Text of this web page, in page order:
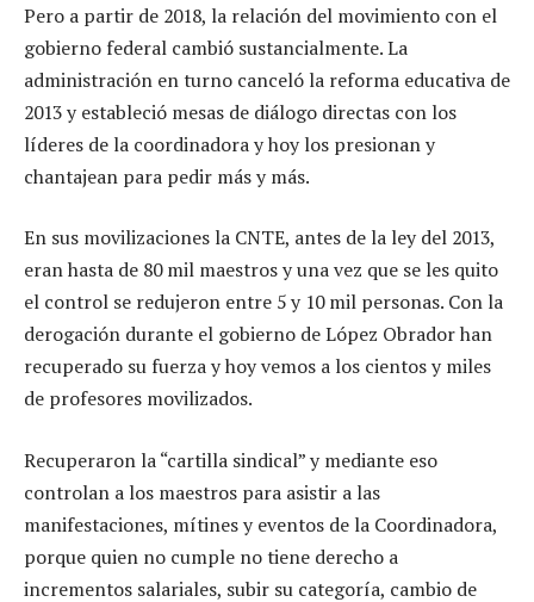
Pero a partir de 2018, la relación del movimiento con el
gobierno federal cambió sustancialmente. La
administración en turno canceló la reforma educativa de
2013 y estableció mesas de diálogo directas con los
líderes de la coordinadora y hoy los presionan y
chantajean para pedir más y más.
En sus movilizaciones la CNTE, antes de la ley del 2013,
eran hasta de 80 mil maestros y una vez que se les quito
el control se redujeron entre 5 y 10 mil personas. Con la
derogación durante el gobierno de López Obrador han
recuperado su fuerza y hoy vemos a los cientos y miles
de profesores movilizados.
Recuperaron la “cartilla sindical” y mediante eso
controlan a los maestros para asistir a las
manifestaciones, mítines y eventos de la Coordinadora,
porque quien no cumple no tiene derecho a
incrementos salariales, subir su categoría, cambio de